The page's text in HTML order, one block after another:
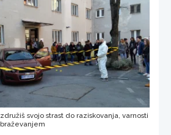
svojo strast do raziskovanja, varnosti